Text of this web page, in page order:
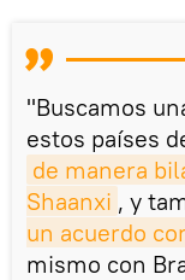
"Buscamos
estos países
de manera
Shaanxi , y
un acuerdo
mismo con